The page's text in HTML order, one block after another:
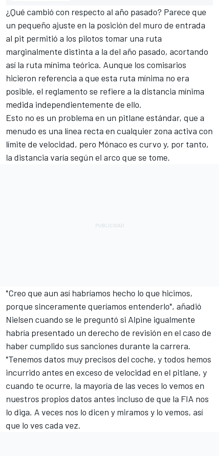
¿Qué cambió con respecto al año pasado? Parece que
un pequeño ajuste en la posición del muro de entrada
al pit permitió a los pilotos tomar una ruta
marginalmente distinta a la del año pasado, acortando
así la ruta mínima teórica. Aunque los comisarios
hicieron referencia a que esta ruta mínima no era
posible, el reglamento se refiere a la distancia mínima
medida independientemente de ello.
Esto no es un problema en un pitlane estándar, que a
menudo es una línea recta en cualquier zona activa con
límite de velocidad, pero Mónaco es curvo y, por tanto,
la distancia varía según el arco que se tome.
"Creo que aun así habríamos hecho lo que hicimos,
porque sinceramente queríamos entenderlo", añadió
Nielsen cuando se le preguntó si Alpine igualmente
habría presentado un derecho de revisión en el caso de
haber cumplido sus sanciones durante la carrera.
"Tenemos datos muy precisos del coche, y todos hemos
incurrido antes en exceso de velocidad en el pitlane, y
cuando te ocurre, la mayoría de las veces lo vemos en
nuestros propios datos antes incluso de que la FIA nos
lo diga. A veces nos lo dicen y miramos y lo vemos, así
que lo ves cada vez.